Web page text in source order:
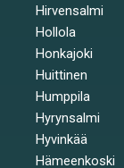
Hirvensalmi
Hollola
Honkajoki
Huittinen
Humppila
Hyrynsalmi
Hyvinkää
Hämeenkoski